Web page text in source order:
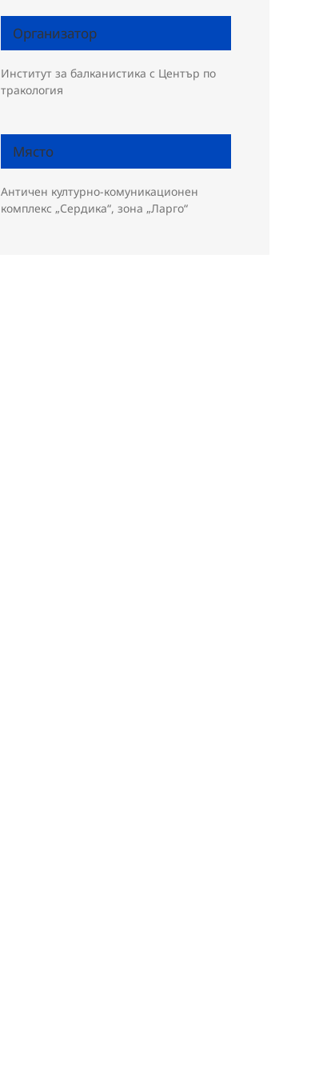
Организатор
Институт за балканистика с Център по
тракология
Място
Античен културно-комуникационен
комплекс „Сердика“, зона „Ларго“